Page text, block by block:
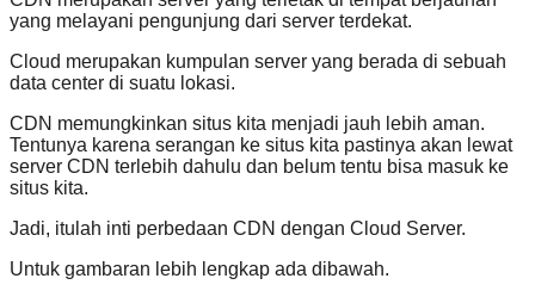
yang melayani pengunjung dari server terdekat.
Cloud merupakan kumpulan server yang berada di sebuah
data center di suatu lokasi.
CDN memungkinkan situs kita menjadi jauh lebih aman.
Tentunya karena serangan ke situs kita pastinya akan lewat
server CDN terlebih dahulu dan belum tentu bisa masuk ke
situs kita.
Jadi, itulah inti perbedaan CDN dengan Cloud Server.
Untuk gambaran lebih lengkap ada dibawah.